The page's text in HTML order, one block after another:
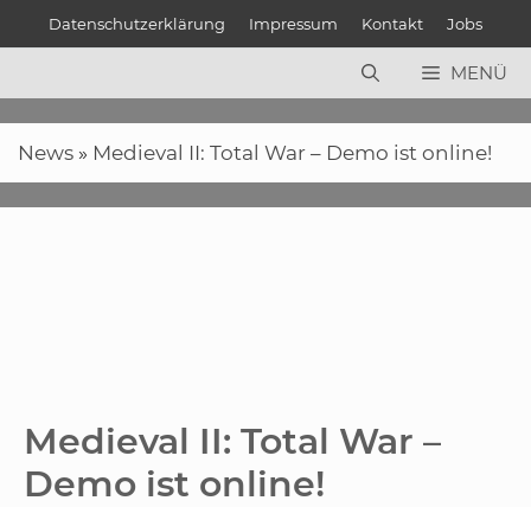
Datenschutzerklärung Impressum Kontakt Jobs
MENÜ
News » Medieval II: Total War – Demo ist online!
Medieval II: Total War –
Demo ist online!